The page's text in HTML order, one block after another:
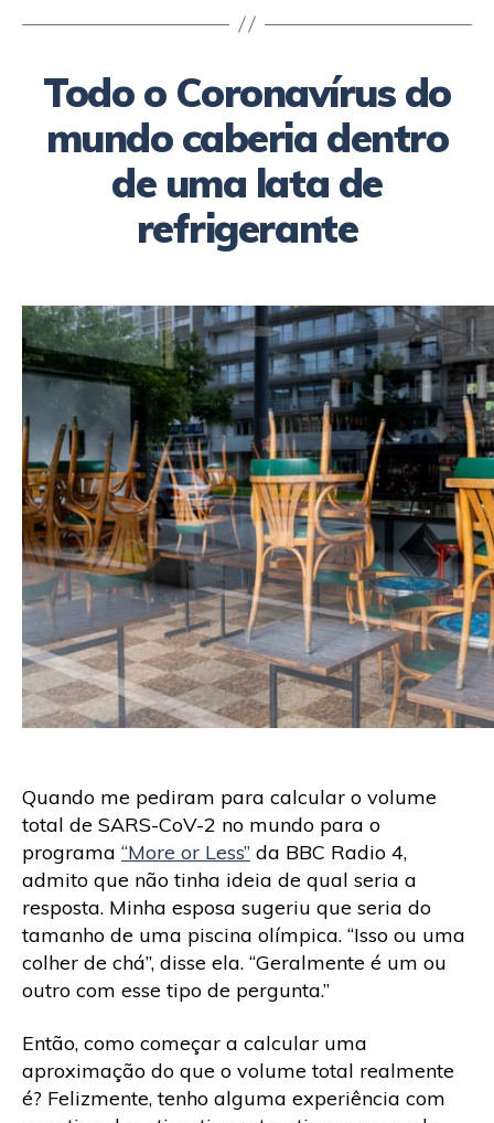
Todo o Coronavírus do
mundo caberia dentro
de uma lata de
refrigerante
Quando me pediram para calcular o volume
total de SARS-CoV-2 no mundo para o
programa “More or Less” da BBC Radio 4,
admito que não tinha ideia de qual seria a
resposta. Minha esposa sugeriu que seria do
tamanho de uma piscina olímpica. “Isso ou uma
colher de chá”, disse ela. “Geralmente é um ou
outro com esse tipo de pergunta.”
Então, como começar a calcular uma
aproximação do que o volume total realmente
é? Felizmente, tenho alguma experiência com